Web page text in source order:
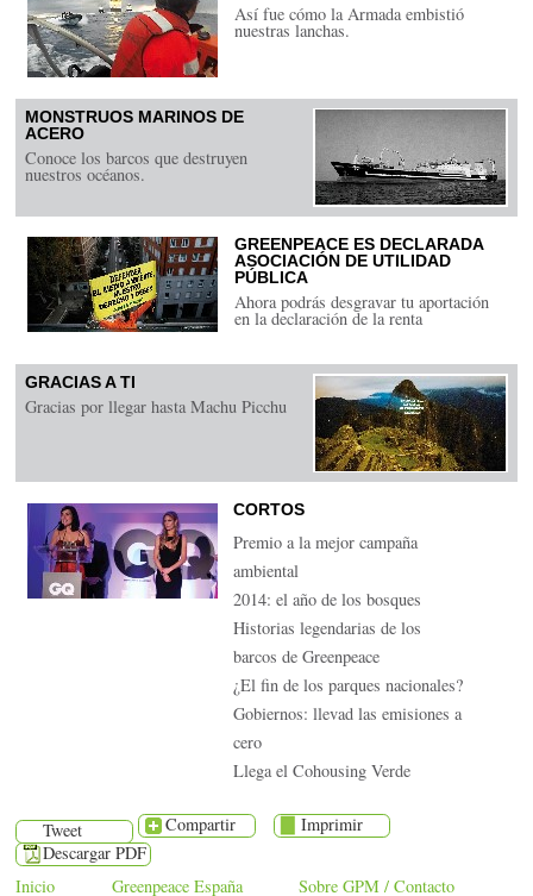
Así fue cómo la Armada embistió
nuestras lanchas.
MONSTRUOS MARINOS DE
ACERO
Conoce los barcos que destruyen
nuestros océanos.
GREENPEACE ES DECLARADA
ASOCIACIÓN DE UTILIDAD
PÚBLICA
Ahora podrás desgravar tu aportación
en la declaración de la renta
GRACIAS A TI
Gracias por llegar hasta Machu Picchu
CORTOS
Premio a la mejor campaña
ambiental
2014: el año de los bosques
Historias legendarias de los
barcos de Greenpeace
¿El fin de los parques nacionales?
Gobiernos: llevad las emisiones a
cero
Llega el Cohousing Verde
Tweet Compartir
Imprimir
Descargar PDF
Inicio
Greenpeace España Sobre GPM / Contacto